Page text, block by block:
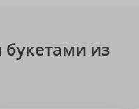
из